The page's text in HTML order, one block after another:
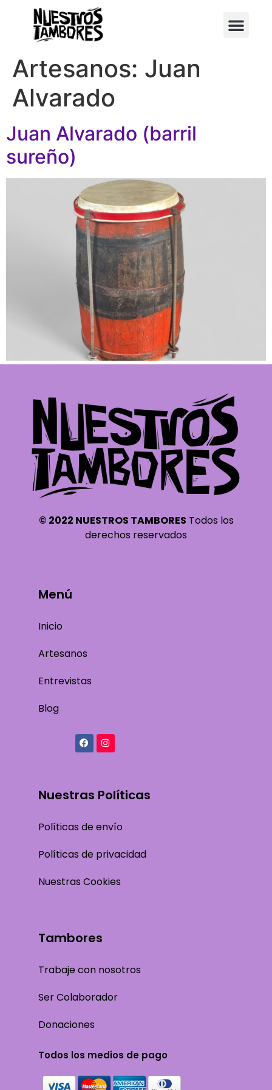
Artesanos: Juan
Alvarado
Juan Alvarado (barril
sureño)
© 2022 NUESTROS TAMBORES Todos los
derechos reservados
Menú
Inicio
Artesanos
Entrevistas
Blog
Nuestras Políticas
Políticas de envío
Políticas de privacidad
Nuestras Cookies
Tambores
Trabaje con nosotros
Ser Colaborador
Donaciones
Todos los medios de pago